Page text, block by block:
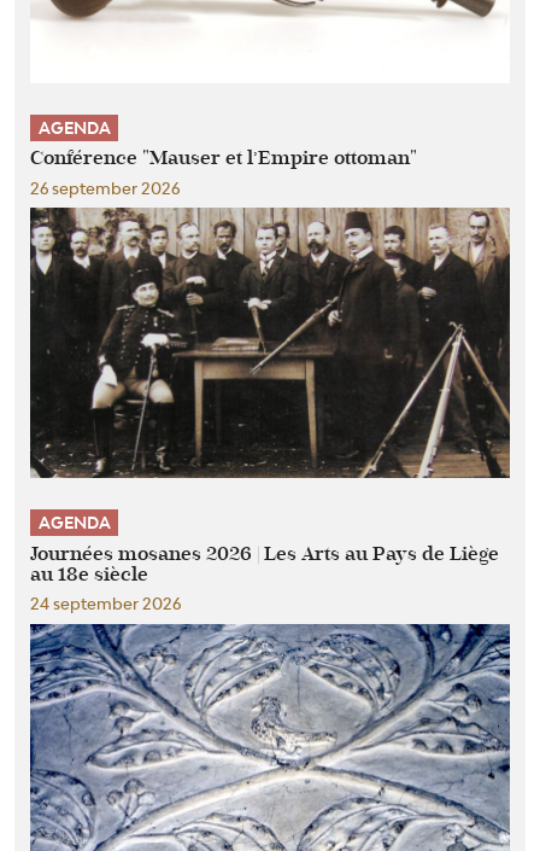
AGENDA
Conférence "Mauser et l’Empire ottoman"
26 september 2026
AGENDA
Journées mosanes 2026 | Les Arts au Pays de Liège
au 18e siècle
24 september 2026